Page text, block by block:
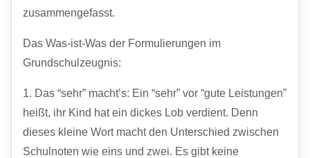
zusammengefasst.
Das Was-ist-Was der Formulierungen im
Grundschulzeugnis:
1. Das “sehr” macht’s: Ein “sehr” vor “gute Leistungen”
heißt, ihr Kind hat ein dickes Lob verdient. Denn
dieses kleine Wort macht den Unterschied zwischen
Schulnoten wie eins und zwei. Es gibt keine